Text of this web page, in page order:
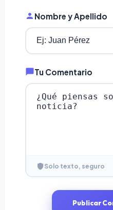
Nombre y Apellido
Tu Comentario
Solo texto, seguro
Publicar